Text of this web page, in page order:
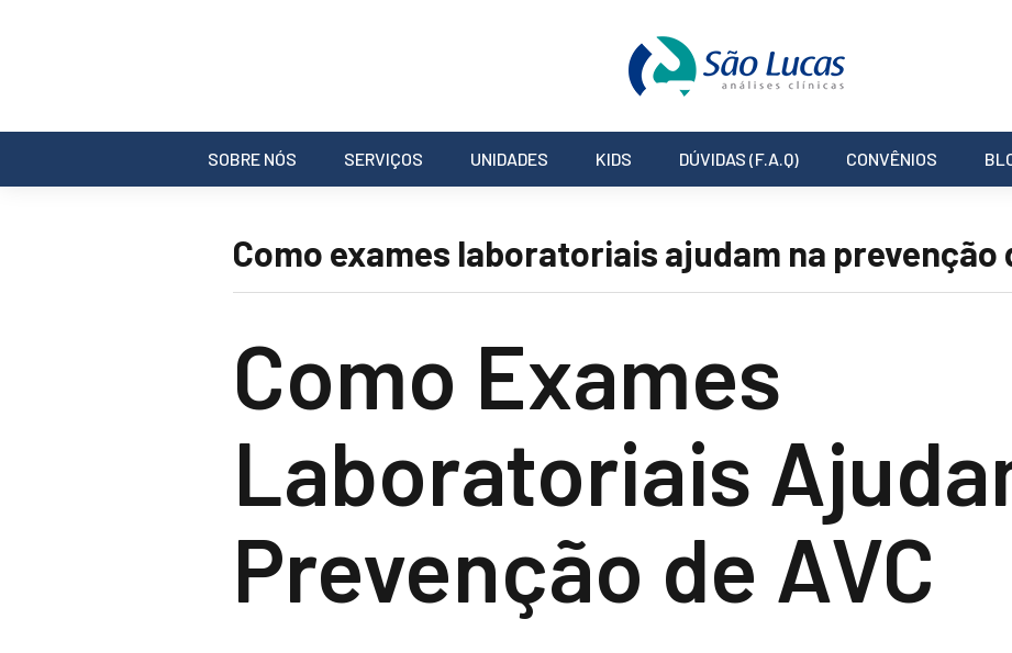
SOBRE NÓS SERVIÇOS UNIDADES KIDS DÚVIDAS (F.A.Q) CONVÊNIOS
Como exames laboratoriais ajudam na prevenção
Como Exames
Laboratoriais
Prevenção de AVC